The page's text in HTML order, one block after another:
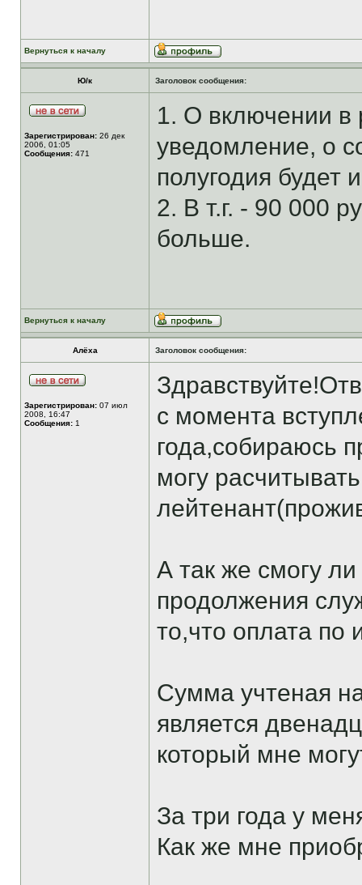
Вернуться к началу
Ю/к Заголовок сообщения:
Зарегистрирован: 26 дек
2006, 01:05
Сообщения: 471
1. О включении в
уведомление, о
полугодия
2. В т.г. - 90 000
больше.
Вернуться к началу
Алёха Заголовок сообщения:
Зарегистрирован: 07 июл
2008, 16:47
Сообщения: 1
с момента
года,собираюсь
могу
А так же смогу
продолжения
то,что оплата
Сумма учтеная
является
который мне
За три года у
Как же мне